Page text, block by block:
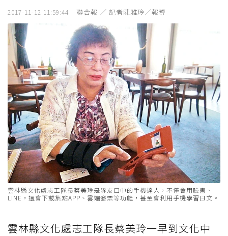
2017-11-12 11:59:44 聯合報 ／ 記者陳雅玲／報導
雲林縣文化處志工隊長蔡美玲是隊友口中的手機達人，不僅會用臉書、
LINE，還會下載集點APP、雲端發票等功能，甚至會利用手機學習日文。
雲林縣文化處志工隊長蔡美玲一早到文化中